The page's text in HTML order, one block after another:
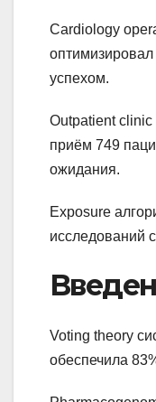
Cardiology
оптимизировал
успехом.
Outpatient clinic
приём 749
ожидания.
Exposure
исследований
Voting theory
обеспечила